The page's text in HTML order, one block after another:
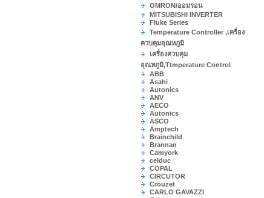
OMRON/ออมรอน
MITSUBISHI INVERTER
Fluke Series
Temperature Controller ,เครื่อง
ควบคุมอุณหภูมิ
เครื่องควบคุม
อุณหภูมิ,Ttmperature Control
ABB
Asahi
Autonics
ANV
AECO
Autonics
ASCO
Amptech
Brainchild
Brannan
Camyork
celduc
COPAL
CIRCUTOR
Crouzet
CARLO GAVAZZI